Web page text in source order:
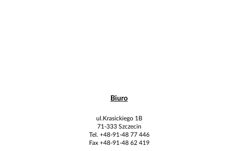
Biuro
ul.Krasickiego 1B
71-333 Szczecin
Tel. +48-91-48 77 446
Fax +48-91-48 62 419